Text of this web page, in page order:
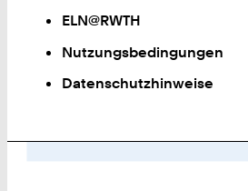
ELN@RWTH
Nutzungsbedingungen
Datenschutzhinweise